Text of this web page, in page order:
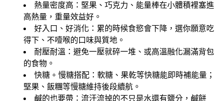
熱量密度高 ：堅果、巧克力、能量棒在小體積裡塞進
高熱量，重量效益好。
好入口、好消化 ：累的時候食慾會下降，選你願意吃
得下、不噎喉的口味與質地。
耐壓耐溫 ：避免一壓就碎一堆、或高溫融化漏滿背包
的食物。
快糖 + 慢糖搭配 ：軟糖、果乾等快糖能即時補能量；
堅果、飯糰等慢糖維持後段續航。
鹹的也要帶 ：流汗流掉的不只是水還有鹽分，鹹餅